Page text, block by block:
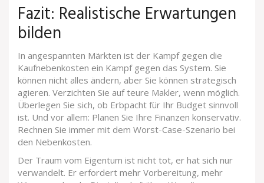
Fazit: Realistische Erwartungen
bilden
In angespannten Märkten ist der Kampf gegen die
Kaufnebenkosten ein Kampf gegen das System. Sie
können nicht alles ändern, aber Sie können strategisch
agieren. Verzichten Sie auf teure Makler, wenn möglich.
Überlegen Sie sich, ob Erbpacht für Ihr Budget sinnvoll
ist. Und vor allem: Planen Sie Ihre Finanzen konservativ.
Rechnen Sie immer mit dem Worst-Case-Szenario bei
den Nebenkosten.
Der Traum vom Eigentum ist nicht tot, er hat sich nur
verwandelt. Er erfordert mehr Vorbereitung, mehr